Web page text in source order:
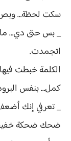
سكت لحظة… وبص
_ بس حتى دي… ما
اتجمدت.
الكلمة خبطت
كمل… بنفس
_ تعرفي إنك
ضحك ضحكة